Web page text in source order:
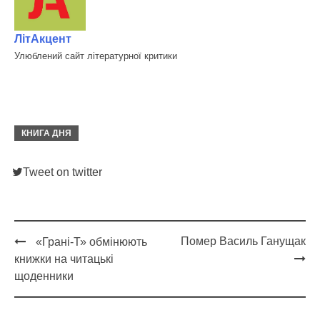
ЛітАкцент
Улюблений сайт літературної критики
КНИГА ДНЯ
Tweet on twitter
Post
navigation
«Грані-Т» обмінюють
книжки на читацькі
щоденники
Помер Василь Ганущак